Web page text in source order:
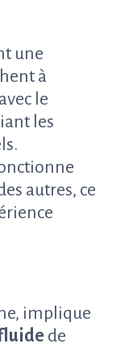
une
à
le
les
autres, ce
implique
de